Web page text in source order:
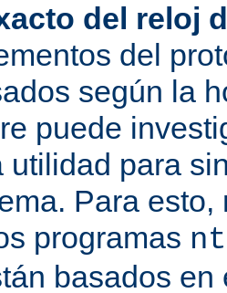
del reloj
del
según la
puede
utilidad para
Para esto,
programas
basados en